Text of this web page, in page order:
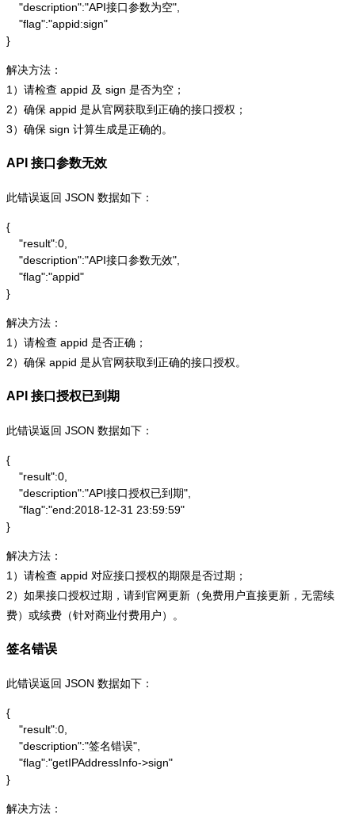
    "description":"API接口参数为空",
    "flag":"appid:sign"
}
解决方法：
1）请检查 appid 及 sign 是否为空；
2）确保 appid 是从官网获取到正确的接口授权；
3）确保 sign 计算生成是正确的。
API 接口参数无效
此错误返回 JSON 数据如下：
{
    "result":0,
    "description":"API接口参数无效",
    "flag":"appid"
}
解决方法：
1）请检查 appid 是否正确；
2）确保 appid 是从官网获取到正确的接口授权。
API 接口授权已到期
此错误返回 JSON 数据如下：
{
    "result":0,
    "description":"API接口授权已到期",
    "flag":"end:2018-12-31 23:59:59"
}
解决方法：
1）请检查 appid 对应接口授权的期限是否过期；
2）如果接口授权过期，请到官网更新（免费用户直接更新，无需续
费）或续费（针对商业付费用户）。
签名错误
此错误返回 JSON 数据如下：
{
    "result":0,
    "description":"签名错误",
    "flag":"getIPAddressInfo->sign"
}
解决方法：